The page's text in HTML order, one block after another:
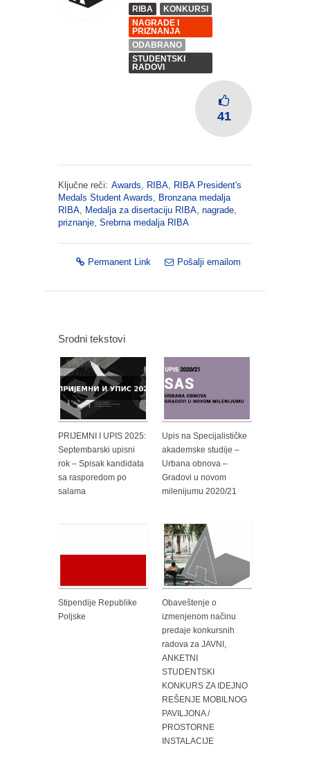
RIBA
KONKURSI
NAGRADE I
PRIZNANJA
ODABRANO
STUDENTSKI
RADOVI
41
Ključne reči: Awards, RIBA, RIBA President's
Medals Student Awards, Bronzana medalja
RIBA, Medalja za disertaciju RIBA, nagrade,
priznanje, Srebrna medalja RIBA
Permanent Link Pošalji emailom
Srodni tekstovi
PRIJEMNI I UPIS 2025:
Septembarski upisni
rok – Spisak kandidata
sa rasporedom po
salama
Upis na Specijalističke
akademske studije –
Urbana obnova –
Gradovi u novom
milenijumu 2020/21
Stipendije Republike
Poljske
Obaveštenje o
izmenjenom načinu
predaje konkursnih
radova za JAVNI,
ANKETNI
STUDENTSKI
KONKURS ZA IDEJNO
REŠENJE MOBILNOG
PAVILJONA /
PROSTORNE
INSTALACIJE